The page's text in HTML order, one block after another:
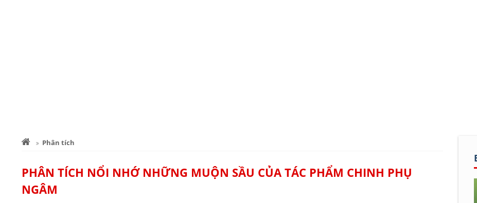
Phân tích
PHÂN TÍCH NỔI NHỚ NHỮNG MUỘN SẦU CỦA TÁC PHẨM CHINH PHỤ
NGÂM